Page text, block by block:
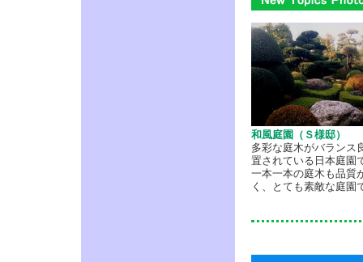
和風庭園（Ｓ様邸）
多彩な庭木がバランス
置されている日本庭園
一本一本の庭木も品質
く、とても素敵な庭園